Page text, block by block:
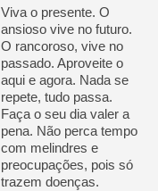
Viva o presente. O
ansioso vive no futuro.
O rancoroso, vive no
passado. Aproveite o
aqui e agora. Nada se
repete, tudo passa.
Faça o seu dia valer a
pena. Não perca tempo
com melindres e
preocupações, pois só
trazem doenças.